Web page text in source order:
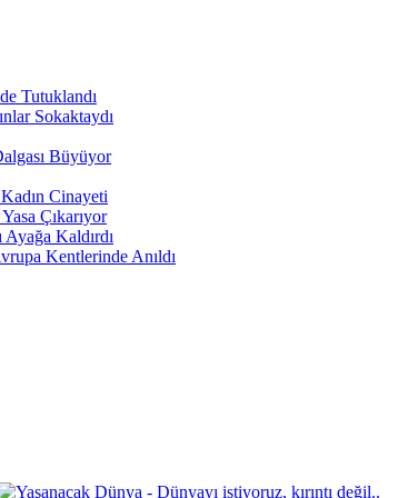
Tutuklandı
Sokaktaydı
Büyüyor
Cinayeti
Çıkarıyor
Kaldırdı
Kentlerinde Anıldı